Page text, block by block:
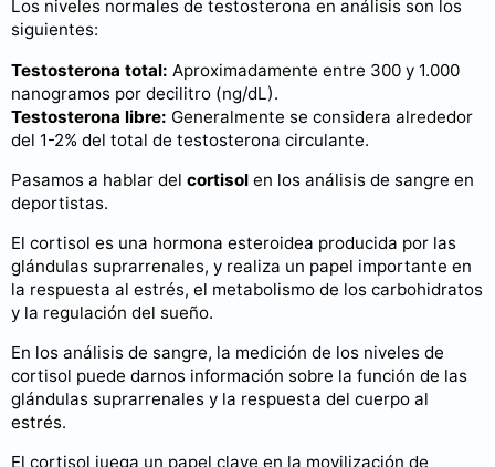
Los niveles normales de testosterona en análisis son los
siguientes:
Testosterona total: Aproximadamente entre 300 y 1.000
nanogramos por decilitro (ng/dL).
Testosterona libre: Generalmente se considera alrededor
del 1-2% del total de testosterona circulante.
Pasamos a hablar del cortisol en los análisis de sangre en
deportistas.
El cortisol es una hormona esteroidea producida por las
glándulas suprarrenales, y realiza un papel importante en
la respuesta al estrés, el metabolismo de los carbohidratos
y la regulación del sueño.
En los análisis de sangre, la medición de los niveles de
cortisol puede darnos información sobre la función de las
glándulas suprarrenales y la respuesta del cuerpo al
estrés.
El cortisol juega un papel clave en la movilización de